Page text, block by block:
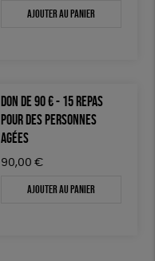
Ajouter au panier
DON DE 90 € - 15 REPAS
POUR DES PERSONNES
AGÉES
90,00 €
Ajouter au panier